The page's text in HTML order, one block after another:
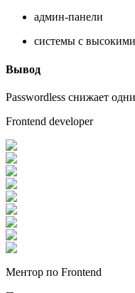
админ-панели
системы с
Вывод
Passwordless снижает
Frontend developer
Ментор по Frontend